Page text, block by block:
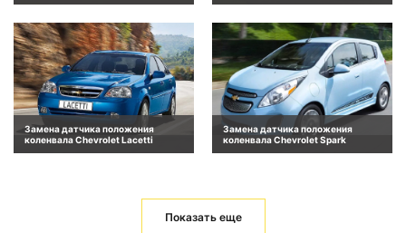
Замена датчика положения
коленвала Chevrolet Lacetti
Замена датчика положения
коленвала Chevrolet Spark
Показать еще